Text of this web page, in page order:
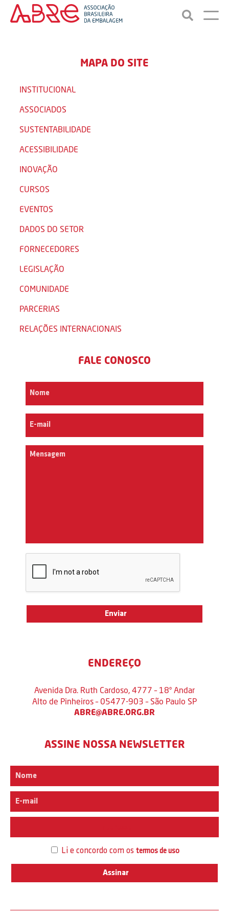
MAPA DO SITE
INSTITUCIONAL
ASSOCIADOS
SUSTENTABILIDADE
ACESSIBILIDADE
INOVAÇÃO
CURSOS
EVENTOS
DADOS DO SETOR
FORNECEDORES
LEGISLAÇÃO
COMUNIDADE
PARCERIAS
RELAÇÕES INTERNACIONAIS
FALE CONOSCO
ENDEREÇO
Avenida Dra. Ruth Cardoso, 4777 – 18º Andar
Alto de Pinheiros – 05477-903 – São Paulo SP
ABRE@ABRE.ORG.BR
ASSINE NOSSA NEWSLETTER
Li e concordo com os termos de uso